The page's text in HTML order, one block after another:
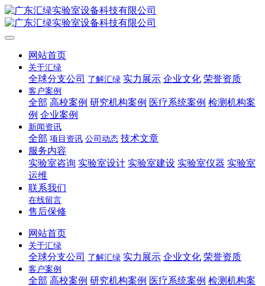
网站首页
关于汇绿
全球分支公司 了解汇绿 实力展示 企业文化 荣誉资质
客户案例
全部 高校案例 研究机构案例 医疗系统案例 检测机构案
例 企业案例
新闻资讯
全部 项目资讯 公司动态 技术文章
服务内容
实验室咨询 实验室设计 实验室建设 实验室仪器 实验室
运维
联系我们
在线留言
售后保修
网站首页
关于汇绿
全球分支公司 了解汇绿 实力展示 企业文化 荣誉资质
客户案例
全部 高校案例 研究机构案例 医疗系统案例 检测机构案